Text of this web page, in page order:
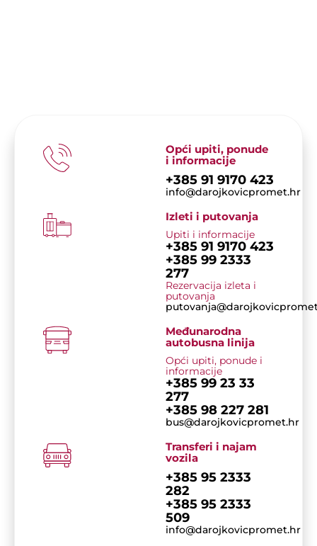
Opći upiti, ponude
i informacije
+385 91 9170 423
info@darojkovicpromet.hr
Izleti i putovanja
Upiti i informacije
+385 91 9170 423
+385 99 2333
277
Rezervacija izleta i
putovanja
Međunarodna
autobusna linija
Opći upiti, ponude i
informacije
+385 99 23 33
277
+385 98 227 281
bus@darojkovicpromet.hr
Transferi i najam
vozila
+385 95 2333
282
+385 95 2333
509
info@darojkovicpromet.hr